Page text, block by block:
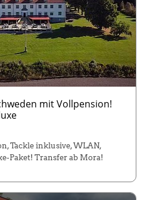
mit Vollpension!
Tackle inklusive, WLAN,
Paket! Transfer ab Mora!